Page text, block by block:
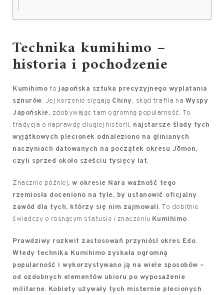
Technika kumihimo –
historia i pochodzenie
Kumihimo to japońska sztuka precyzyjnego wyplatania
sznurów. Jej korzenie sięgają Chiny, skąd trafiła na Wyspy
Japońskie, zdobywając tam ogromną popularność. To
tradycja o naprawdę długiej historii; najstarsze ślady tych
wyjątkowych plecionek odnaleziono na glinianych
naczyniach datowanych na początek okresu Jōmon,
czyli sprzed około sześciu tysięcy lat.
Znacznie później, w okresie Nara ważność tego
rzemiosła doceniono na tyle, by ustanowić oficjalny
zawód dla tych, którzy się nim zajmowali. To dobitnie
świadczy o rosnącym statusie i znaczeniu Kumihimo.
Prawdziwy rozkwit zastosowań przyniósł okres Edo.
Wtedy technika Kumihimo zyskała ogromną
popularność i wykorzystywano ją na wiele sposobów –
od ozdobnych elementów ubioru po wyposażenie
militarne. Kobiety używały tych misternie plecionych